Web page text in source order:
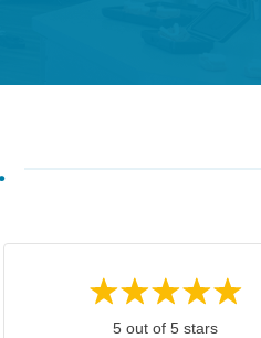
5 out of 5 stars